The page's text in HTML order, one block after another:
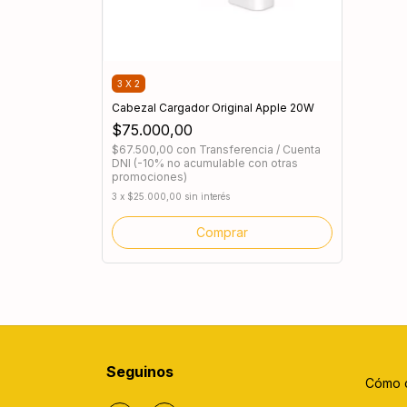
3 X 2
Cabezal Cargador Original Apple 20W
$75.000,00
$67.500,00 con Transferencia / Cuenta
DNI (-10% no acumulable con otras
promociones)
3 x $25.000,00 sin interés
Seguinos
Cómo